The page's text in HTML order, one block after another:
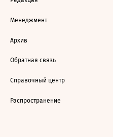
Менеджмент
Архив
Обратная связь
Справочный центр
Распространение